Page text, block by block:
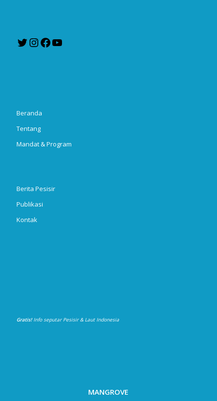
TwitterInstagram
Facebook
Beranda
Tentang
Mandat & Program
Berita Pesisir
Publikasi
Kontak
Gratis! Info seputar Pesisir & Laut Indonesia
MANGROVE